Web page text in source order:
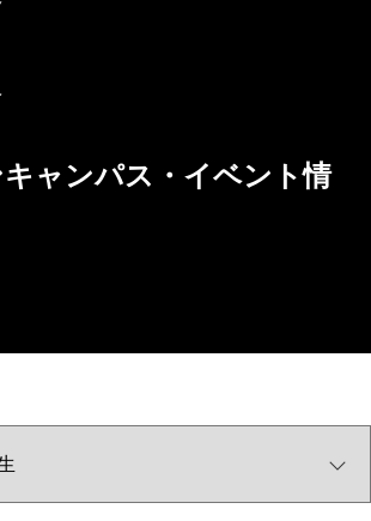
ャンパス・イベント情
ン学科の橋本 健史 准教授が設計した
ね」が、第5回神戸市都市デザイン賞